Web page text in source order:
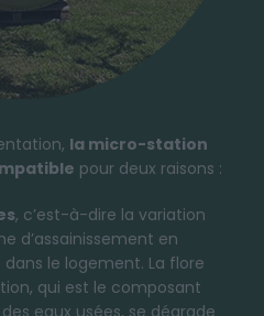
la micro-station
pour deux raisons :
, c’est-à-dire la variation
d’assainissement en
le logement. La flore
qui est le composant
eaux usées, se dégrade